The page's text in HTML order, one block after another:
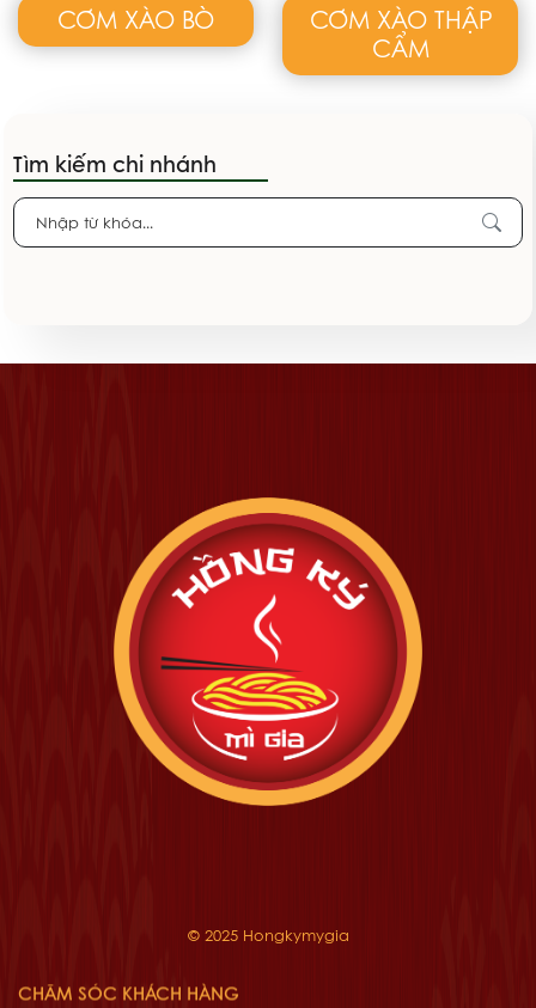
CƠM XÀO BÒ
CƠM XÀO THẬP
CẨM
Tìm kiếm chi nhánh
© 2025 Hongkymygia
CHĂM SÓC KHÁCH HÀNG